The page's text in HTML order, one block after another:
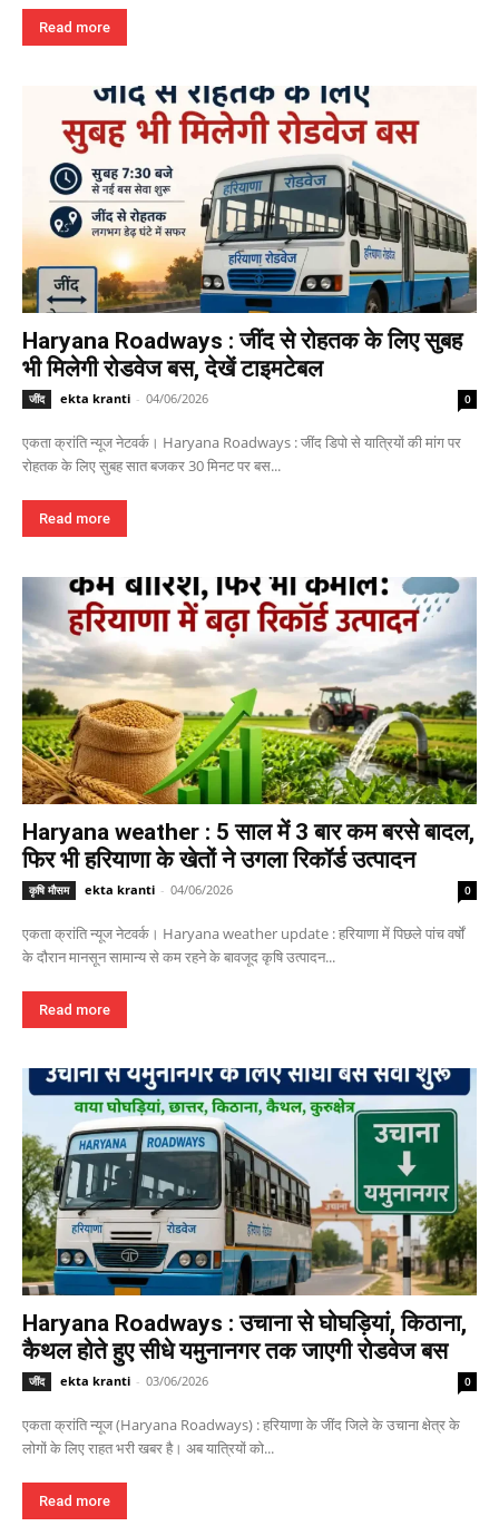
Read more
Haryana Roadways : जींद से रोहतक के लिए सुबह
भी मिलेगी रोडवेज बस, देखें टाइमटेबल
जींद ekta kranti - 04/06/2026 0
एकता क्रांति न्यूज नेटवर्क। Haryana Roadways : जींद डिपो से यात्रियों की मांग पर
रोहतक के लिए सुबह सात बजकर 30 मिनट पर बस...
Read more
Haryana weather : 5 साल में 3 बार कम बरसे बादल,
फिर भी हरियाणा के खेतों ने उगला रिकॉर्ड उत्पादन
कृषि मौसम ekta kranti - 04/06/2026 0
एकता क्रांति न्यूज नेटवर्क। Haryana weather update : हरियाणा में पिछले पांच वर्षों
के दौरान मानसून सामान्य से कम रहने के बावजूद कृषि उत्पादन...
Read more
Haryana Roadways : उचाना से घोघड़ियां, किठाना,
कैथल होते हुए सीधे यमुनानगर तक जाएगी रोडवेज बस
जींद ekta kranti - 03/06/2026 0
एकता क्रांति न्यूज (Haryana Roadways) : हरियाणा के जींद जिले के उचाना क्षेत्र के
लोगों के लिए राहत भरी खबर है। अब यात्रियों को...
Read more